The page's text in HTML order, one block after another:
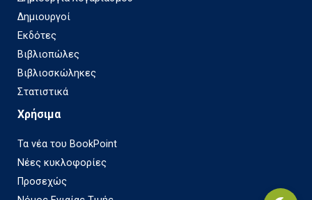
Δημιουργοί
Εκδότες
Βιβλιοπώλες
Βιβλιοσκώληκες
Στατιστικά
Χρήσιμα
Τα νέα του BookPoint
Νέες κυκλοφορίες
Προσεχώς